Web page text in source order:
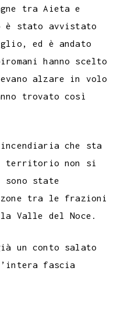
t
e
r
e
s
t
k
e
d
I
n
k
e
t
l
r
tra Aieta e
è stato avvistato
ed è andato
hanno scelto
alzare in volo
trovato così
che sta
territorio non si
state
zone tra le frazioni
Valle del Noce.
un conto salato
fascia